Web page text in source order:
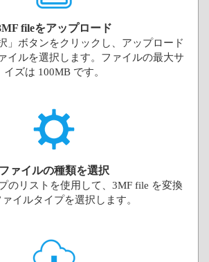
fileをアップロード
」ボタンをクリックし、アップロード
イルを選択します。ファイルの最大サ
イズは 100MB です。
ファイルの種類を選択
のリストを使用して、3MF file を変換
イルタイプを選択します。